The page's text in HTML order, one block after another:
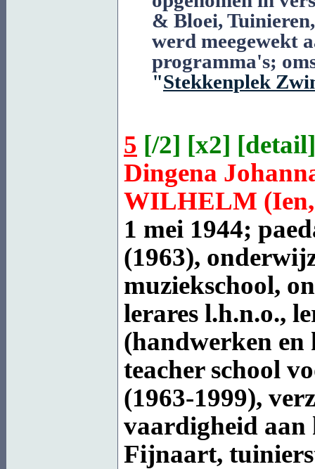
& Bloei,
werd meegewekt
programma's;
"Stekkenplek
5 [/2] [x2] [detail
Dingena
WILHELM
1 mei 1944;
(1963),
muziekschool,
lerares l.h.n.o.,
(handwerken en
teacher school
(1963-1999),
vaardigheid aan
Fijnaart,